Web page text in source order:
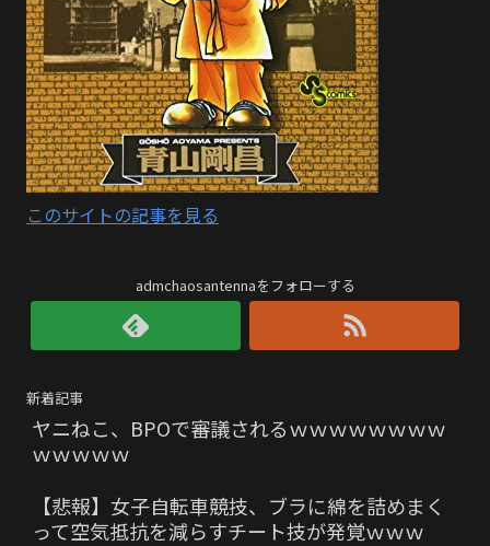
このサイトの記事を見る
admchaosantennaをフォローする
新着記事
ヤニねこ、BPOで審議されるｗｗｗｗｗｗｗｗ
ｗｗｗｗｗ
【悲報】女子自転車競技、ブラに綿を詰めまく
って空気抵抗を減らすチート技が発覚ｗｗｗ